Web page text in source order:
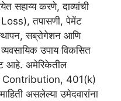
सहाय्य करणे, दाव्यांची
तपासणी, पेमेंट
सब्रोगेशन आणि
व्यवसायिक उपाय विकसित
आहे. अमेरिकेतील
401(k)
असलेल्या उमेदवारांना